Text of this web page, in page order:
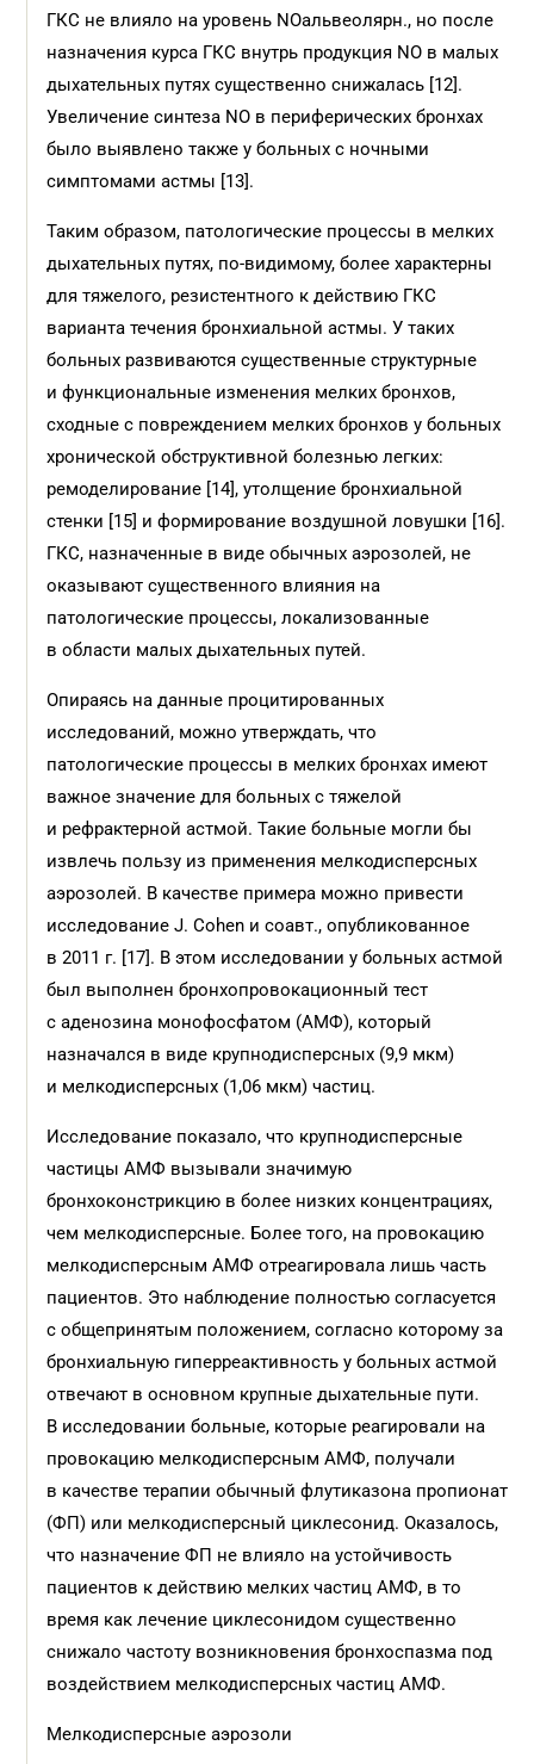
ГКС не влияло на уровень NOальвеолярн., но после
назначения курса ГКС внутрь продукция NO в малых
дыхательных путях существенно снижалась [12].
Увеличение синтеза NO в периферических бронхах
было выявлено также у больных с ночными
симптомами астмы [13].
Таким образом, патологические процессы в мелких
дыхательных путях, по-видимому, более характерны
для тяжелого, резистентного к действию ГКС
варианта течения бронхиальной астмы. У таких
больных развиваются существенные структурные
и функциональные изменения мелких бронхов,
сходные с повреждением мелких бронхов у больных
хронической обструктивной болезнью легких:
ремоделирование [14], утолщение бронхиальной
стенки [15] и формирование воздушной ловушки [16].
ГКС, назначенные в виде обычных аэрозолей, не
оказывают существенного влияния на
патологические процессы, локализованные
в области малых дыхательных путей.
Опираясь на данные процитированных
исследований, можно утверждать, что
патологические процессы в мелких бронхах имеют
важное значение для больных с тяжелой
и рефрактерной астмой. Такие больные могли бы
извлечь пользу из применения мелкодисперсных
аэрозолей. В качестве примера можно привести
исследование J. Cohen и соавт., опубликованное
в 2011 г. [17]. В этом исследовании у больных астмой
был выполнен бронхопровокационный тест
с аденозина монофосфатом (АМФ), который
назначался в виде крупнодисперсных (9,9 мкм)
и мелкодисперсных (1,06 мкм) частиц.
Исследование показало, что крупнодисперсные
частицы АМФ вызывали значимую
бронхоконстрикцию в более низких концентрациях,
чем мелкодисперсные. Более того, на провокацию
мелкодисперсным АМФ отреагировала лишь часть
пациентов. Это наблюдение полностью согласуется
с общепринятым положением, согласно которому за
бронхиальную гиперреактивность у больных астмой
отвечают в основном крупные дыхательные пути.
В исследовании больные, которые реагировали на
провокацию мелкодисперсным АМФ, получали
в качестве терапии обычный флутиказона пропионат
(ФП) или мелкодисперсный циклесонид. Оказалось,
что назначение ФП не влияло на устойчивость
пациентов к действию мелких частиц АМФ, в то
время как лечение циклесонидом существенно
снижало частоту возникновения бронхоспазма под
воздействием мелкодисперсных частиц АМФ.
Мелкодисперсные аэрозоли